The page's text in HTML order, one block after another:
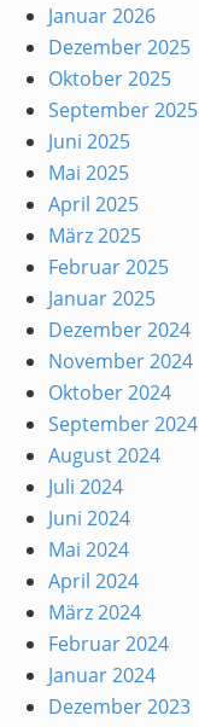
Januar 2026
Dezember 2025
Oktober 2025
September 2025
Juni 2025
Mai 2025
April 2025
März 2025
Februar 2025
Januar 2025
Dezember 2024
November 2024
Oktober 2024
September 2024
August 2024
Juli 2024
Juni 2024
Mai 2024
April 2024
März 2024
Februar 2024
Januar 2024
Dezember 2023